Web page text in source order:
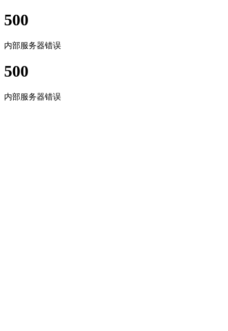
500
内部服务器错误
500
内部服务器错误